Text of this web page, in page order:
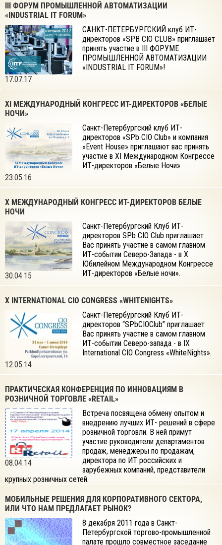
III ФОРУМ ПРОМЫШЛЕННОЙ АВТОМАТИЗАЦИИ
«INDUSTRIAL IT FORUM»
17.07.17
САНКТ-ПЕТЕРБУРГСКИЙ клуб ИТ-
директоров «SPB CIO CLUB» приглашает
принять участие в III ФОРУМЕ
ПРОМЫШЛЕННОЙ АВТОМАТИЗАЦИИ
«INDUSTRIAL IT FORUM»!
XI МЕЖДУНАРОДНЫЙ КОНГРЕСС ИТ-ДИРЕКТОРОВ «БЕЛЫЕ
НОЧИ»
23.05.16
Санкт-Петербургский клуб ИТ-
директоров «SPb CIO Club» и компания
«Event House» приглашают вас принять
участие в XI Международном Конгрессе
ИТ-директоров «Белые Ночи».
X МЕЖДУНАРОДНЫЙ КОНГРЕСС ИТ-ДИРЕКТОРОВ БЕЛЫЕ
НОЧИ
30.04.15
Санкт-Петербургский Клуб ИТ-
директоров SPb CIO Club приглашает
Вас принять участие в самом главном
ИТ-событии Северо-Запада - в X
Юбилейном Международном Конгрессе
ИТ-директоров «Белые ночи».
X INTERNATIONAL CIO CONGRESS «WHITENIGHTS»
12.05.14
Санкт-Петербургский Клуб ИТ-
директоров “SPbCIOClub” приглашает
Вас принять участие в самом главном
ИТ-событии Северо-запада - в IX
International CIO Congress «WhiteNights».
ПРАКТИЧЕСКАЯ КОНФЕРЕНЦИЯ ПО ИННОВАЦИЯМ В
РОЗНИЧНОЙ ТОРГОВЛЕ «RETAIL»
08.04.14
Встреча посвящена обмену опытом и
внедрению лучших ИТ- решений в сфере
розничной торговли. В ней примут
участие руководители департаментов
продаж, менеджеры по продажам,
директора по ИТ российских и
зарубежных компаний, представители
крупных розничных сетей.
МОБИЛЬНЫЕ РЕШЕНИЯ ДЛЯ КОРПОРАТИВНОГО СЕКТОРА,
ИЛИ ЧТО НАМ ПРЕДЛАГАЕТ РЫНОК?
8 декабря 2011 года в Санкт-
Петербургской торгово-промышленной
палате прошло совместное заседание